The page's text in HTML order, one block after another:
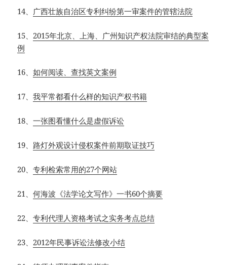
14、 广西壮族自治区专利纠纷第一审案件的管辖法院
15、 2015年北京、上海、广州知识产权法院审结的典型案
例
16、如何阅读、查找英文案例
17、我平常都看什么样的知识产权书籍
18、一张图看懂什么是虚假诉讼
19、 路灯外观设计侵权案件前期取证技巧
20、专利检索常用的27个网站
21、何海波《法学论文写作》一书60个摘要
22、专利代理人资格考试之实务考点总结
23、 2012年民事诉讼法修改小结